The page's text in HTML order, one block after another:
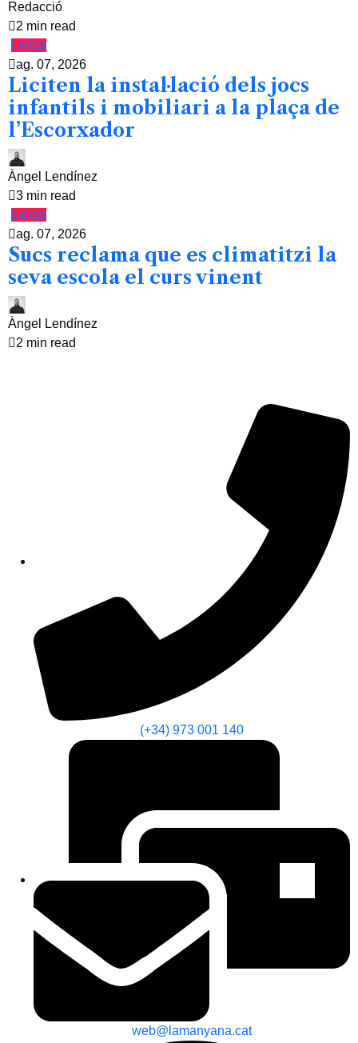
Redacció
2 min read
Lleida
ag. 07, 2026
Liciten la instal·lació dels jocs
infantils i mobiliari a la plaça de
l’Escorxador
Àngel Lendínez
3 min read
Lleida
ag. 07, 2026
Sucs reclama que es climatitzi la
seva escola el curs vinent
Àngel Lendínez
2 min read
(+34) 973 001 140
web@lamanyana.cat